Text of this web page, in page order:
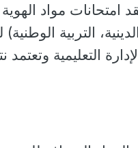
مواد الهوية
التربية
التعليمية وتعتمد